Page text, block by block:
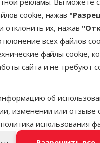
cookie, нажав
отклонить их, нажав
всех файлов
файлы cookie,
сайта и не требуют
об
изменении или отзыве
политика использования
– AFP
Ball Fluffy
pink
Исходная цена
€
Скидка
-24 %
В корзину